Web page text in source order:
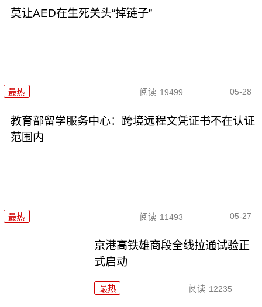
莫让AED在生死关头“掉链子”
最热 阅读 19499 05-28
教育部留学服务中心：跨境远程文凭证书不在认证
范围内
最热 阅读 11493 05-27
京港高铁雄商段全线拉通试验正
式启动
最热 阅读 12235